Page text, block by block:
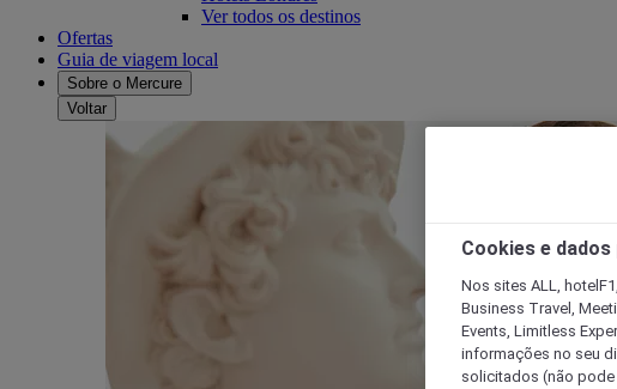
Ver todos os destinos
Ofertas
Guia de viagem local
Sobre o Mercure
Voltar
Cookies e
Nos sites ALL,
Business Travel,
Events, Limitless
informações no seu
solicitados (não